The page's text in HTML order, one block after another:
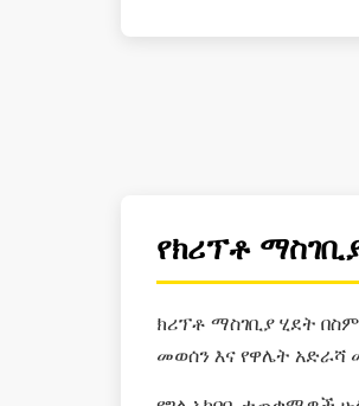
የክሪፕቶ
ክሪፕቶ ማስገቢያ ሂደት
መወሰን እና የዋሌት አድራሻ